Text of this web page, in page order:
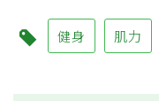
健身 肌力